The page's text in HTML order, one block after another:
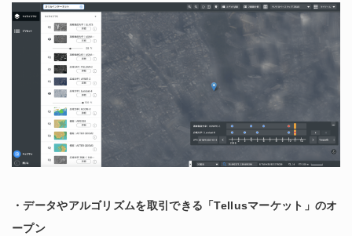
・データやアルゴリズムを取引できる「Tellusマーケット」のオ
ープン